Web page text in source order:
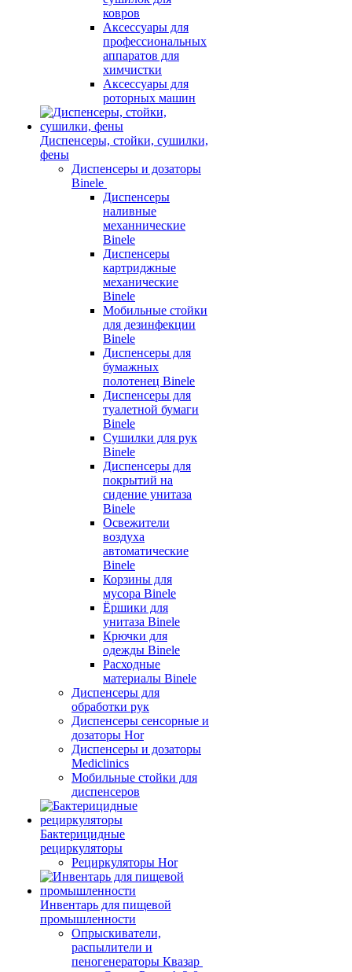
ковров
Аксессуары для
профессиональных
аппаратов для
химчистки
Аксессуары для
роторных машин
Диспенсеры, стойки, сушилки,
фены
Диспенсеры и дозаторы
Binele
Диспенсеры
наливные
механнические
Binele
Диспенсеры
картриджные
механические
Binele
Мобильные стойки
для дезинфекции
Binele
Диспенсеры для
бумажных
полотенец Binele
Диспенсеры для
туалетной бумаги
Binele
Сушилки для рук
Binele
Диспенсеры для
покрытий на
сидение унитаза
Binele
Освежители
воздуха
автоматические
Binele
Корзины для
мусора Binele
Ёршики для
унитаза Binele
Крючки для
одежды Binele
Расходные
материалы Binele
Диспенсеры для
обработки рук
Диспенсеры сенсорные и
дозаторы Hor
Диспенсеры и дозаторы
Mediclinics
Мобильные стойки для
диспенсеров
Бактерицидные
рециркуляторы
Рециркуляторы Hor
Инвентарь для пищевой
промышленности
Опрыскиватели,
распылители и
пеногенераторы Квазар